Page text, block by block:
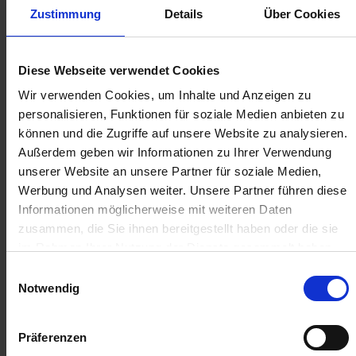
Zustimmung Details Über Cookies
Diese Webseite verwendet Cookies
Wir verwenden Cookies, um Inhalte und Anzeigen zu
personalisieren, Funktionen für soziale Medien anbieten zu
können und die Zugriffe auf unsere Website zu analysieren.
Außerdem geben wir Informationen zu Ihrer Verwendung
unserer Website an unsere Partner für soziale Medien,
Werbung und Analysen weiter. Unsere Partner führen diese
Informationen möglicherweise mit weiteren Daten
zusammen, die Sie ihnen bereitgestellt haben oder die sie
Notwendig
Präferenzen
WARENKORB
Anmelden für Ihren persönlichen Preis
3,35 € / St
3,35 € pro 1 Stück
3,99 €
inkl. 19% MwSt.,zzgl. Versandkosten
Auf Lager